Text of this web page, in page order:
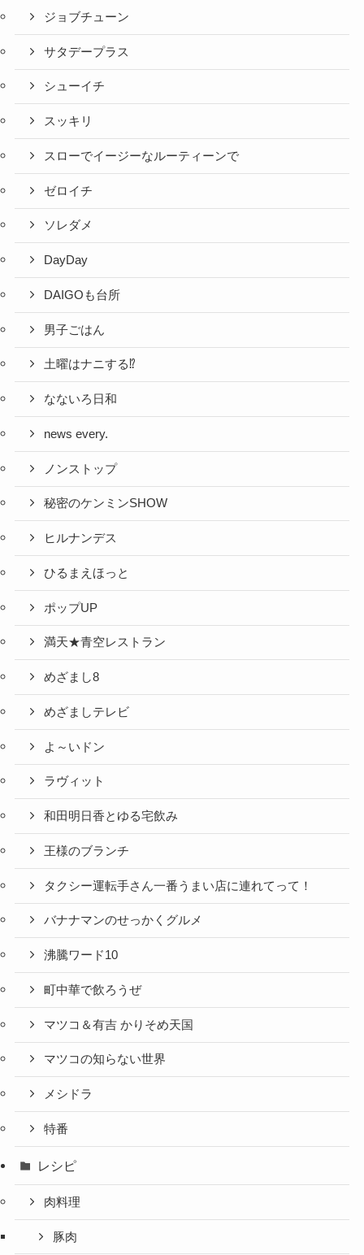
ジョブチューン
サタデープラス
シューイチ
スッキリ
スローでイージーなルーティーンで
ゼロイチ
ソレダメ
DayDay
DAIGOも台所
男子ごはん
土曜はナニする⁉
なないろ日和
news every.
ノンストップ
秘密のケンミンSHOW
ヒルナンデス
ひるまえほっと
ポップUP
満天★青空レストラン
めざまし8
めざましテレビ
よ～いドン
ラヴィット
和田明日香とゆる宅飲み
王様のブランチ
タクシー運転手さん一番うまい店に連れてって！
バナナマンのせっかくグルメ
沸騰ワード10
町中華で飲ろうぜ
マツコ＆有吉 かりそめ天国
マツコの知らない世界
メシドラ
特番
レシピ
肉料理
豚肉